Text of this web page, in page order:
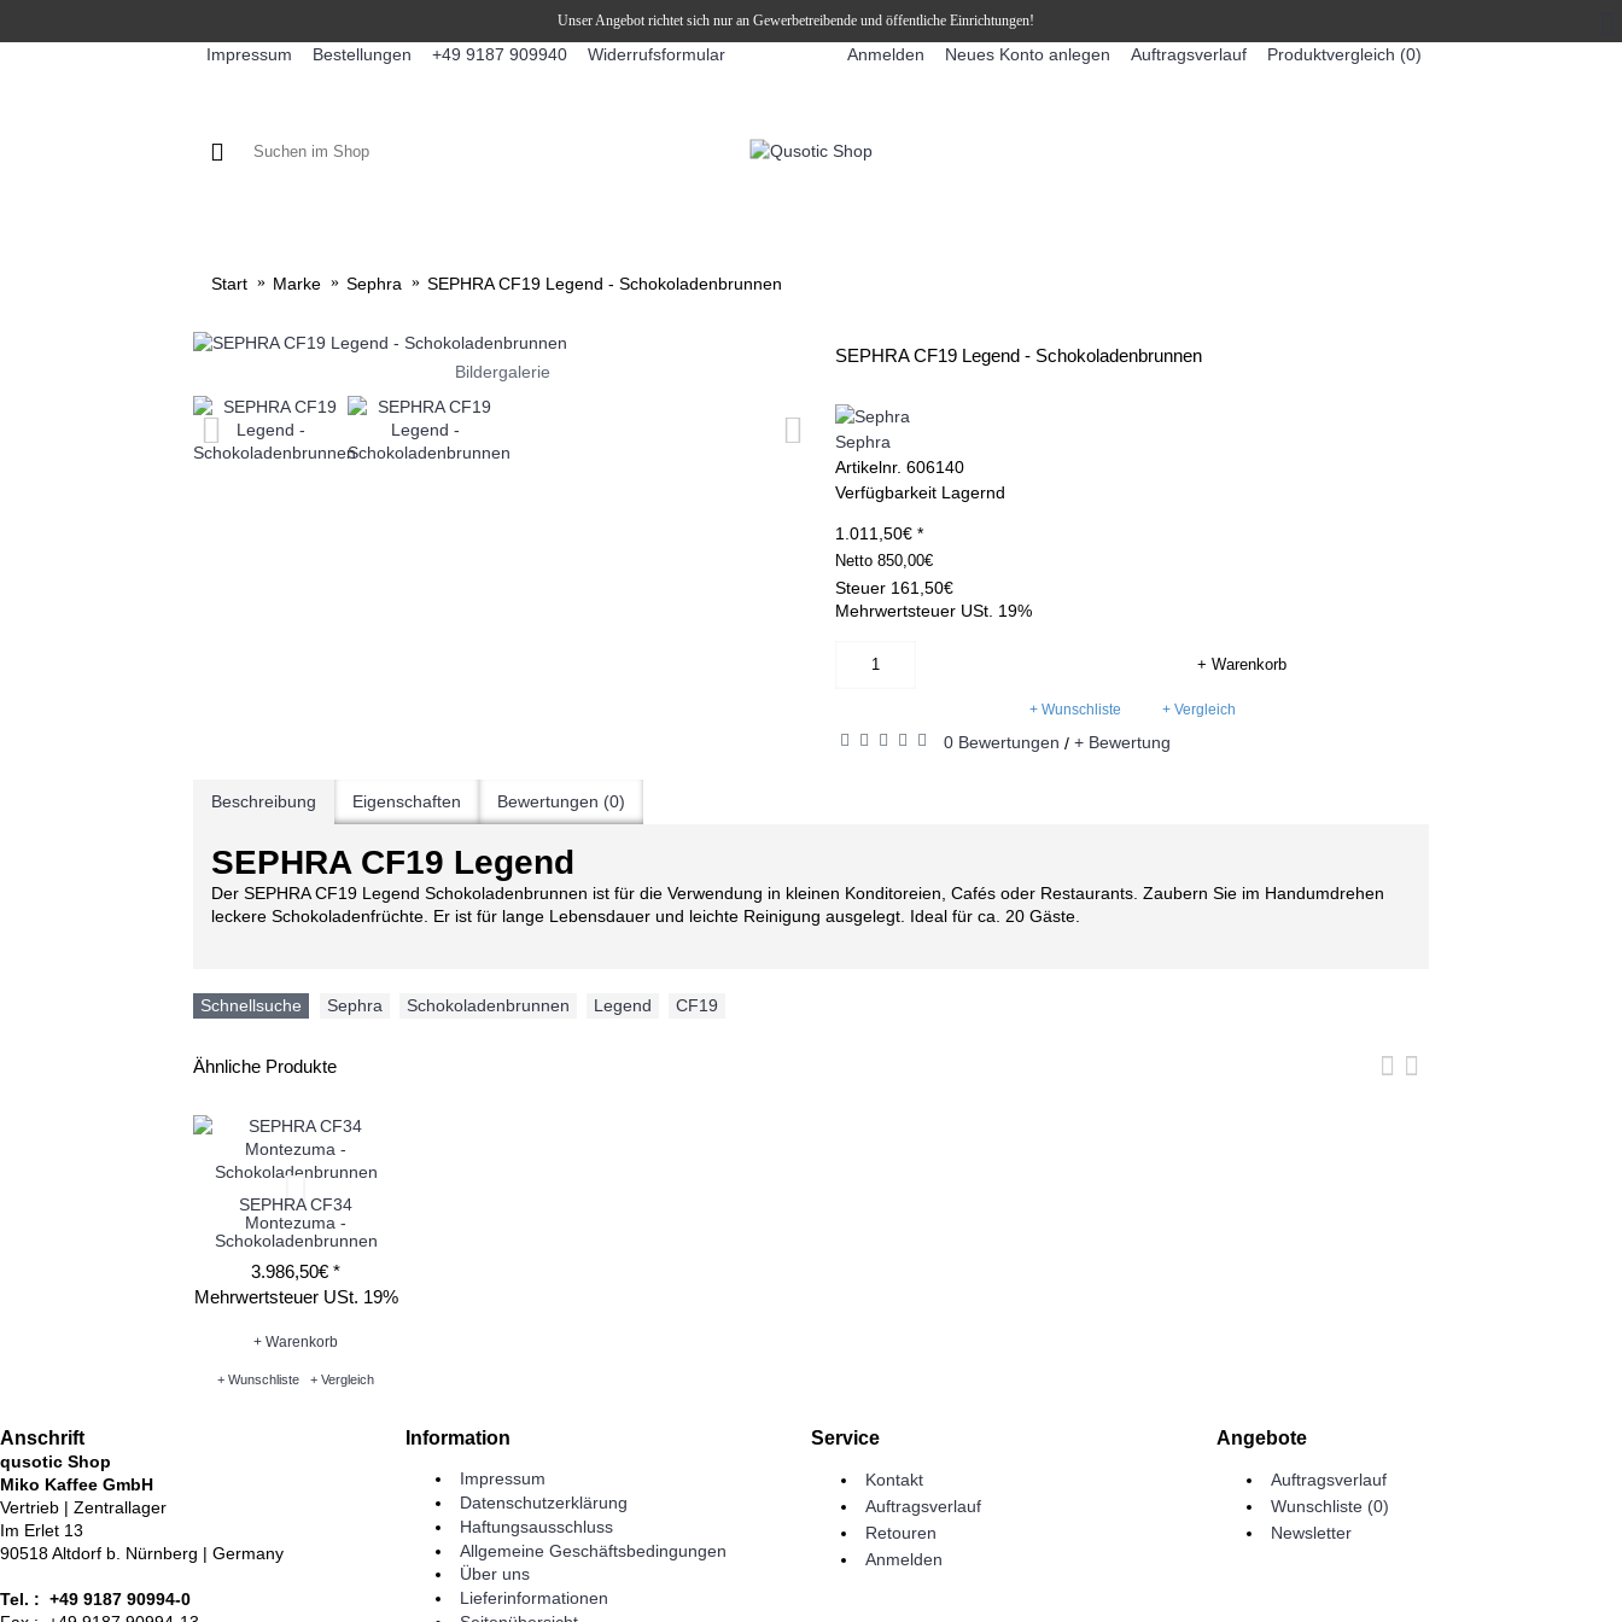
Unser Angebot richtet sich nur an Gewerbetreibende und öffentliche Einrichtungen!
Impressum Bestellungen +49 9187 909940 Widerrufsformular Anmelden Neues Konto anlegen Auftragsverlauf Produktvergleich (0)
Start Marke Sephra SEPHRA CF19 Legend - Schokoladenbrunnen
Bildergalerie
SEPHRA CF19 Legend - Schokoladenbrunnen
Sephra
Artikelnr. 606140
Verfügbarkeit Lagernd
1.011,50€ *
Netto 850,00€
Steuer 161,50€
Mehrwertsteuer USt. 19%
+ Warenkorb
+ Wunschliste + Vergleich
0 Bewertungen / + Bewertung
Beschreibung Eigenschaften Bewertungen (0)
SEPHRA CF19 Legend
Der SEPHRA CF19 Legend Schokoladenbrunnen ist für die Verwendung in kleinen Konditoreien, Cafés oder Restaurants. Zaubern Sie im Handumdrehen
leckere Schokoladenfrüchte. Er ist für lange Lebensdauer und leichte Reinigung ausgelegt. Ideal für ca. 20 Gäste.
Schnellsuche Sephra Schokoladenbrunnen Legend CF19
Ähnliche Produkte
SEPHRA CF34
Montezuma -
Schokoladenbrunnen
3.986,50€ *
Mehrwertsteuer USt. 19%
+ Warenkorb
+ Wunschliste + Vergleich
Anschrift
qusotic Shop
Miko Kaffee GmbH
Vertrieb | Zentrallager
Im Erlet 13
90518 Altdorf b. Nürnberg | Germany
Tel. : +49 9187 90994-0
Information
Impressum
Datenschutzerklärung
Haftungsausschluss
Allgemeine Geschäftsbedingungen
Über uns
Lieferinformationen
Service
Kontakt
Auftragsverlauf
Retouren
Anmelden
Angebote
Auftragsverlauf
Wunschliste (0)
Newsletter